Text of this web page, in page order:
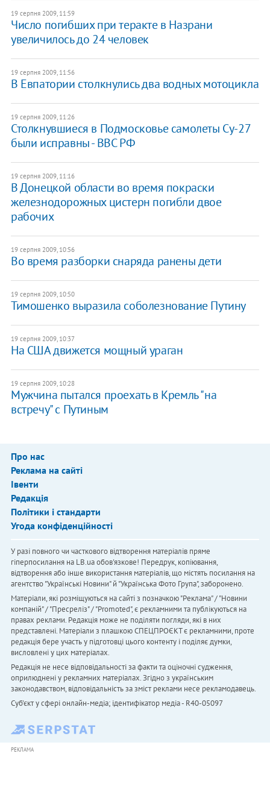
19 серпня 2009, 11:59
Число погибших при теракте в Назрани
увеличилось до 24 человек
19 серпня 2009, 11:56
В Евпатории столкнулись два водных мотоцикла
19 серпня 2009, 11:26
Столкнувшиеся в Подмосковье самолеты Су-27
были исправны - ВВС РФ
19 серпня 2009, 11:16
В Донецкой области во время покраски
железнодорожных цистерн погибли двое
рабочих
19 серпня 2009, 10:56
Во время разборки снаряда ранены дети
19 серпня 2009, 10:50
Тимошенко выразила соболезнование Путину
19 серпня 2009, 10:37
На США движется мощный ураган
19 серпня 2009, 10:28
Мужчина пытался проехать в Кремль "на
встречу" с Путиным
Про нас
Реклама на сайті
Івенти
Редакція
Політики і стандарти
Угода конфіденційності
У разі повного чи часткового відтворення матеріалів пряме
гіперпосилання на LB.ua обов'язкове! Передрук, копіювання,
відтворення або інше використання матеріалів, що містять посилання на
агентство "Українськi Новини" й "Українська Фото Група", заборонено.
Матеріали, які розміщуються на сайті з позначкою "Реклама" / "Новини
компаній" / "Пресреліз" / "Promoted", є рекламними та публікуються на
правах реклами. Редакція може не поділяти погляди, які в них
представлені. Матеріали з плашкою СПЕЦПРОЄКТ є рекламними, проте
редакція бере участь у підготовці цього контенту і поділяє думки,
висловлені у цих матеріалах.
Редакція не несе відповідальності за факти та оціночні судження,
оприлюднені у рекламних матеріалах. Згідно з українським
законодавством, відповідальність за зміст реклами несе рекламодавець.
Cуб'єкт у сфері онлайн-медіа; ідентифікатор медіа - R40-05097
РЕКЛАМА